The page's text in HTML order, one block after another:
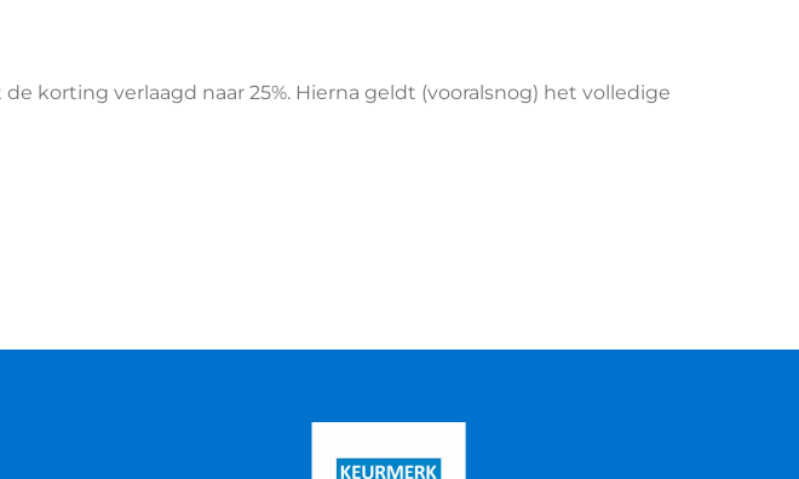
korting verlaagd naar 25%. Hierna geldt (vooralsnog) het volledige